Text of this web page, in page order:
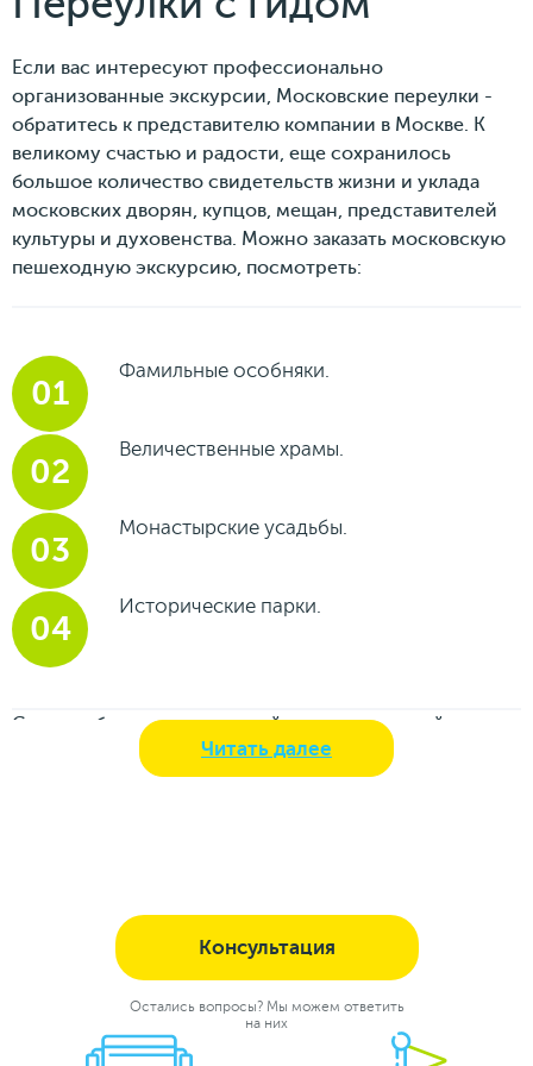
Если вас интересуют профессионально
организованные экскурсии, Московские переулки -
обратитесь к представителю компании в Москве. К
великому счастью и радости, еще сохранилось
большое количество свидетельств жизни и уклада
московских дворян, купцов, мещан, представителей
культуры и духовенства. Можно заказать московскую
пешеходную экскурсию, посмотреть:
Фамильные особняки.
Величественные храмы.
Монастырские усадьбы.
Исторические парки.
Столица бережно хранит тайны многовековой
истории, несмотря на множество нападений, годы
застойных явлений и безвременья. Даже после лихих
остался одним из красивейших мест планеты.
На пешеходных и автобусных экскурсионных турах по
улицам, переулкам, мы побываем в живописных
районах Златоглавой, повернем на старые улочки,
Читать далее
Консультация
Остались вопросы? Мы можем ответить
на них